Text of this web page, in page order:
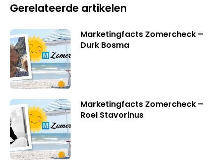
Gerelateerde artikelen
Marketingfacts Zomercheck –
Durk Bosma
Marketingfacts Zomercheck –
Roel Stavorinus